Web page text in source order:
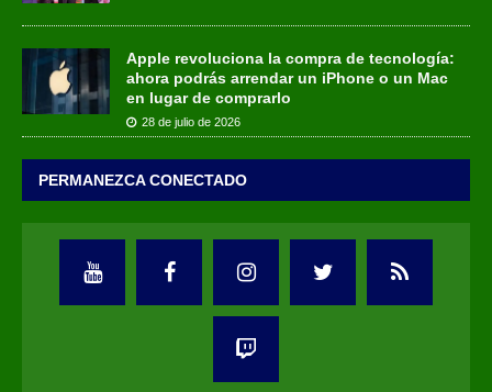
Apple revoluciona la compra de tecnología:
ahora podrás arrendar un iPhone o un Mac
en lugar de comprarlo
28 de julio de 2026
PERMANEZCA CONECTADO